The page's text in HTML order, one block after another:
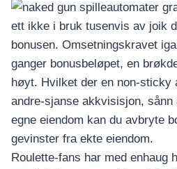
สินค้าตามแบรนด์
ett ikke i bruk tusenvis av joik
bonusen. Omsetningskravet
ganger bonusbeløpet, en
høyt. Hvilket der en non-sticky
andre-sjanse akkvisisjon,
egne eiendom kan du avbryte
gevinster fra ekte eiendom.
Roulette-fans har med enhaug